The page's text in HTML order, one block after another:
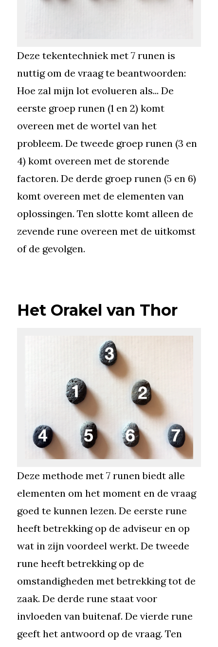
Deze tekentechniek met 7 runen is
nuttig om de vraag te beantwoorden:
Hoe zal mijn lot evolueren als... De
eerste groep runen (1 en 2) komt
overeen met de wortel van het
probleem. De tweede groep runen (3 en
4) komt overeen met de storende
factoren. De derde groep runen (5 en 6)
komt overeen met de elementen van
oplossingen. Ten slotte komt alleen de
zevende rune overeen met de uitkomst
of de gevolgen.
Het Orakel van Thor
Deze methode met 7 runen biedt alle
elementen om het moment en de vraag
goed te kunnen lezen. De eerste rune
heeft betrekking op de adviseur en op
wat in zijn voordeel werkt. De tweede
rune heeft betrekking op de
omstandigheden met betrekking tot de
zaak. De derde rune staat voor
invloeden van buitenaf. De vierde rune
geeft het antwoord op de vraag. Ten